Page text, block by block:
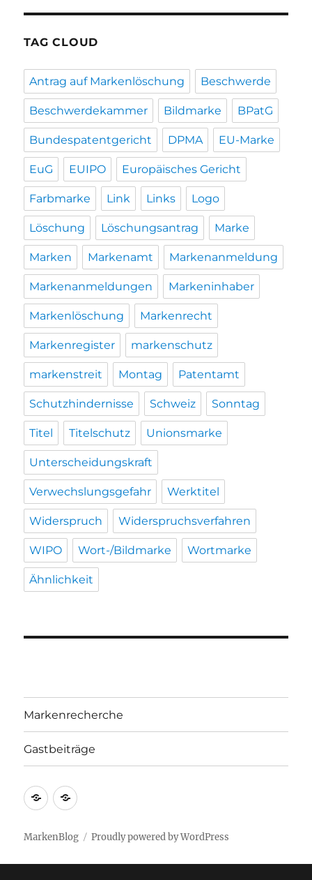
TAG CLOUD
Antrag auf Markenlöschung Beschwerde
Beschwerdekammer Bildmarke BPatG
Bundespatentgericht DPMA EU-Marke
EuG EUIPO Europäisches Gericht
Farbmarke Link Links Logo
Löschung Löschungsantrag Marke
Marken Markenamt Markenanmeldung
Markenanmeldungen Markeninhaber
Markenlöschung Markenrecht
Markenregister markenschutz
markenstreit Montag Patentamt
Schutzhindernisse Schweiz Sonntag
Titel Titelschutz Unionsmarke
Unterscheidungskraft
Verwechslungsgefahr Werktitel
Widerspruch Widerspruchsverfahren
WIPO Wort-/Bildmarke Wortmarke
Ähnlichkeit
Markenrecherche
Gastbeiträge
Markenrecherche
Gastbeiträge
MarkenBlog Proudly powered by WordPress